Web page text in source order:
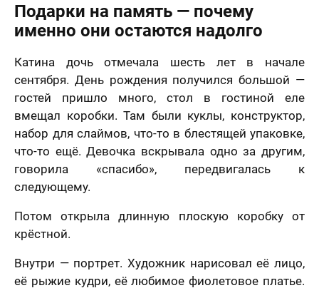
Подарки на память — почему
именно они остаются надолго
Катина дочь отмечала шесть лет в начале
сентября. День рождения получился большой —
гостей пришло много, стол в гостиной еле
вмещал коробки. Там были куклы, конструктор,
набор для слаймов, что-то в блестящей упаковке,
что-то ещё. Девочка вскрывала одно за другим,
говорила «спасибо», передвигалась к
следующему.
Потом открыла длинную плоскую коробку от
крёстной.
Внутри — портрет. Художник нарисовал её лицо,
её рыжие кудри, её любимое фиолетовое платье.